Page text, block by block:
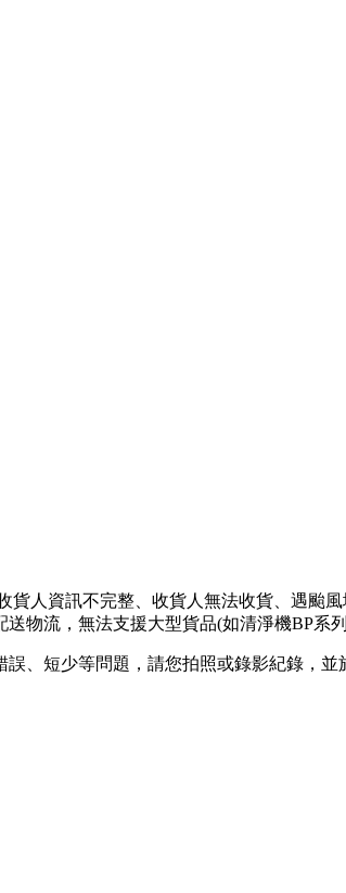
人資訊不完整、收貨人無法收貨、遇颱
物流，無法支援大型貨品(如清淨機BP系
、短少等問題，請您拍照或錄影紀錄，並